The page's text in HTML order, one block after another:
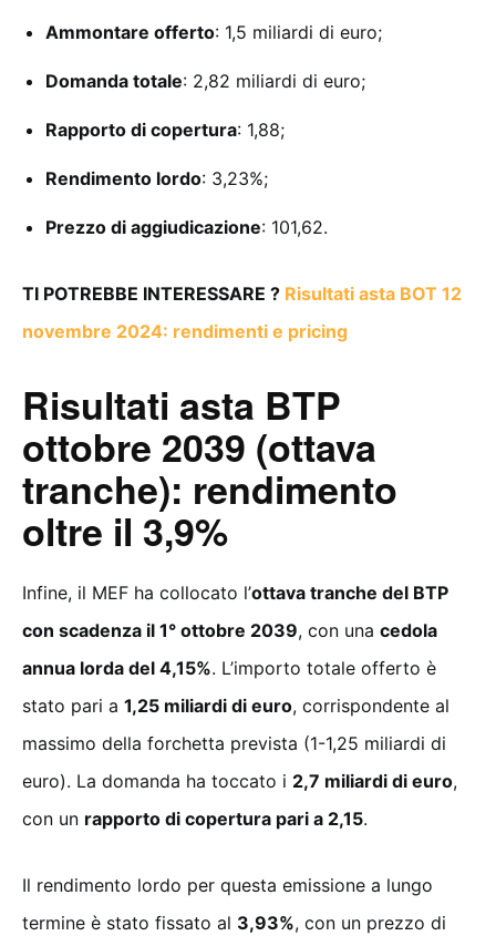
Ammontare offerto: 1,5 miliardi di euro;
Domanda totale: 2,82 miliardi di euro;
Rapporto di copertura: 1,88;
Rendimento lordo: 3,23%;
Prezzo di aggiudicazione: 101,62.
TI POTREBBE INTERESSARE ? Risultati asta BOT 12
novembre 2024: rendimenti e pricing
Risultati asta BTP
ottobre 2039 (ottava
tranche): rendimento
oltre il 3,9%
Infine, il MEF ha collocato l’ottava tranche del BTP
con scadenza il 1° ottobre 2039, con una cedola
annua lorda del 4,15%. L’importo totale offerto è
stato pari a 1,25 miliardi di euro, corrispondente al
massimo della forchetta prevista (1-1,25 miliardi di
euro). La domanda ha toccato i 2,7 miliardi di euro,
con un rapporto di copertura pari a 2,15.
Il rendimento lordo per questa emissione a lungo
termine è stato fissato al 3,93%, con un prezzo di